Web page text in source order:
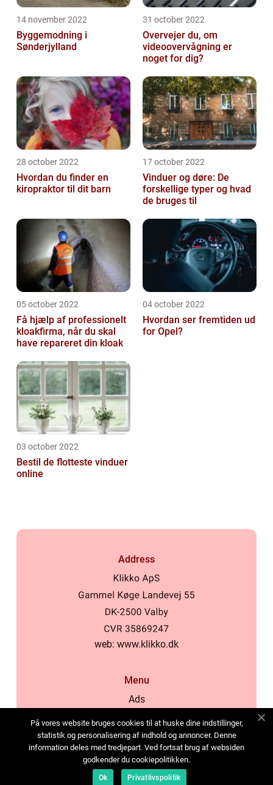
14 november 2022
Byggemodning i
Sønderjylland
31 october 2022
Overvejer du, om
videoovervågning er
noget for dig?
28 october 2022
Hvordan du finder en
kiropraktor til dit barn
17 october 2022
Vinduer og døre: De
forskellige typer og hvad
de bruges til
05 october 2022
Få hjælp af professionelt
kloakfirma, når du skal
have repareret din kloak
04 october 2022
Hvordan ser fremtiden ud
for Opel?
03 october 2022
Bestil de flotteste vinduer
online
Address
web: www.klikko.dk
Menu
Ads
Cookies
Contact
Sitemap
På vores website bruges cookies til at huske dine indstillinger,
statistik og personalisering af indhold og annoncer. Denne
information deles med tredjepart. Ved fortsat brug af websiden
godkender du cookiepolitikken.
Ok Privatlivspolitik